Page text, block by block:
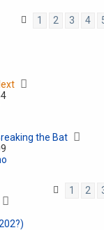
1 2 3 4
the Bat
1 2